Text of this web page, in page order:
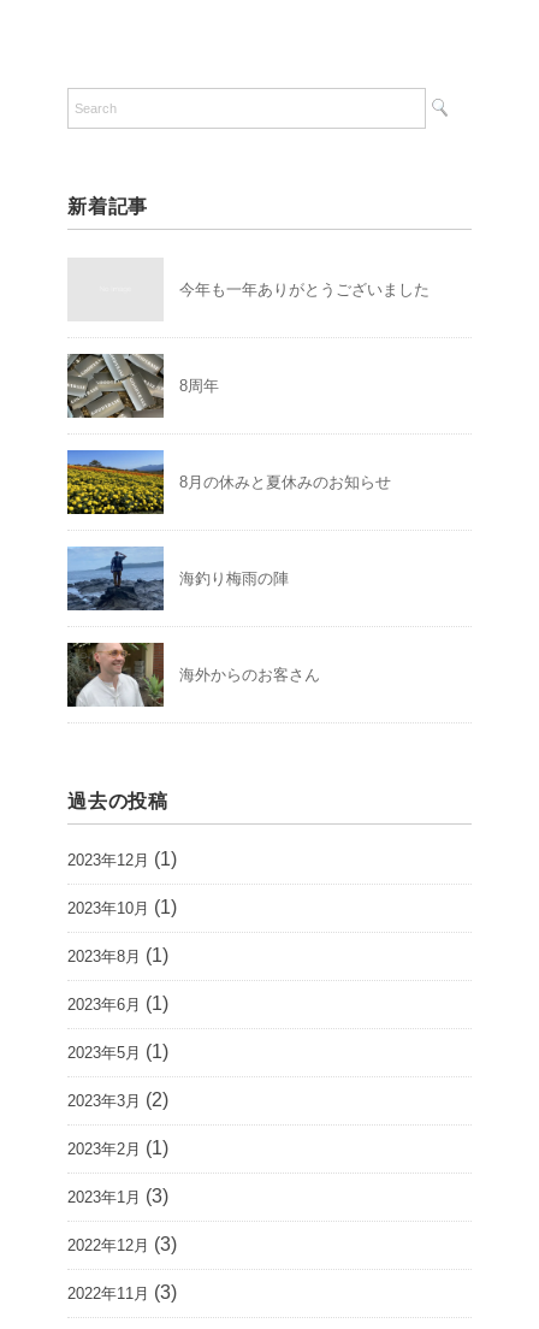
新着記事
今年も一年ありがとうございました
8周年
8月の休みと夏休みのお知らせ
海釣り梅雨の陣
海外からのお客さん
過去の投稿
2023年12月 (1)
2023年10月 (1)
2023年8月 (1)
2023年6月 (1)
2023年5月 (1)
2023年3月 (2)
2023年2月 (1)
2023年1月 (3)
2022年12月 (3)
2022年11月 (3)